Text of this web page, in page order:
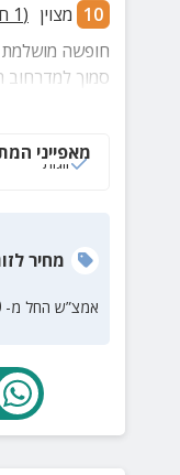
10 מצוין (
1
חופשה מושלמת
סמוך למדרחוב
לטווח קצר,
מאפייני
זוגות
מחיר
אמצ”ש החל מ-